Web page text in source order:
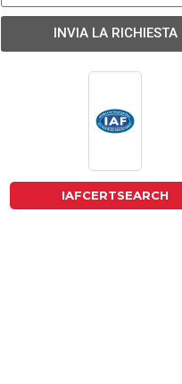
INVIA LA RICHIESTA
IAFCERTSEARCH